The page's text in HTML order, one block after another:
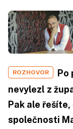
ROZHOVOR
Po
nevylezl z
Pak ale
společnosti